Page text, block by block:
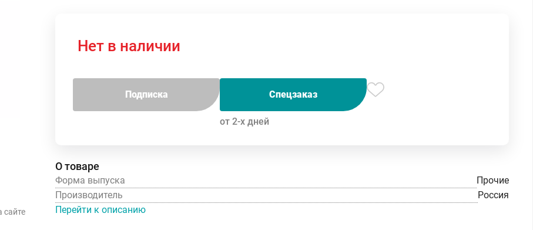
сайте
Нет в наличии
Подписка Спецзаказ
от 2-х дней
О товаре
Форма выпуска
Прочие
Производитель
Россия
Перейти к описанию